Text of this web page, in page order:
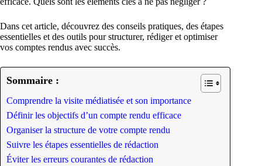
Dans cet article, découvrez des conseils pratiques, des étapes
essentielles et des outils pour structurer, rédiger et optimiser
vos comptes rendus avec succès.
Sommaire :
Comprendre la visite médiatisée et son importance
Définir les objectifs d’un compte rendu efficace
Organiser la structure de votre compte rendu
Suivre les étapes essentielles de rédaction
Éviter les erreurs courantes de rédaction